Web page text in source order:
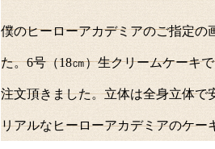
僕のヒーローアカデミアのご指定の
た。6号（18㎝）生クリームケーキ
注文頂きました。立体は全身立体で
リアルなヒーローアカデミアのケ